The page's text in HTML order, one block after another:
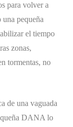
para volver a
una pequeña
el tiempo
zonas,
tormentas, no
de una vaguada
DANA lo